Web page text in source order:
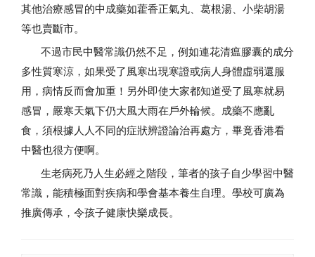
其他治療感冒的中成藥如藿香正氣丸、葛根湯、小柴胡湯
等也賣斷市。
不過市民中醫常識仍然不足，例如連花清瘟膠囊的成分
多性質寒涼，如果受了風寒出現寒證或病人身體虛弱還服
用，病情反而會加重！另外即使大家都知道受了風寒就易
感冒，嚴寒天氣下仍大風大雨在戶外輪候。成藥不應亂
食，須根據人人不同的症狀辨證論治再處方，畢竟香港看
中醫也很方便啊。
生老病死乃人生必經之階段，筆者的孩子自少學習中醫
常識，能積極面對疾病和學會基本養生自理。學校可廣為
推廣傳承，令孩子健康快樂成長。